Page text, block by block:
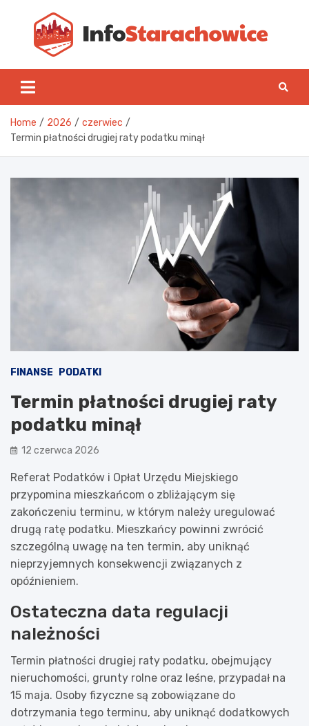
content
Home 2026
czerwiec
Termin płatności drugiej raty podatku minął
FINANSE PODATKI
Termin płatności drugiej raty
podatku minął
12 czerwca 2026
Referat Podatków i Opłat Urzędu Miejskiego
przypomina mieszkańcom o zbliżającym się
zakończeniu terminu, w którym należy uregulować
drugą ratę podatku. Mieszkańcy powinni zwrócić
szczególną uwagę na ten termin, aby uniknąć
nieprzyjemnych konsekwencji związanych z
opóźnieniem.
Ostateczna data regulacji
należności
Termin płatności drugiej raty podatku, obejmujący
nieruchomości, grunty rolne oraz leśne, przypadał na
15 maja. Osoby fizyczne są zobowiązane do
dotrzymania tego terminu, aby uniknąć dodatkowych